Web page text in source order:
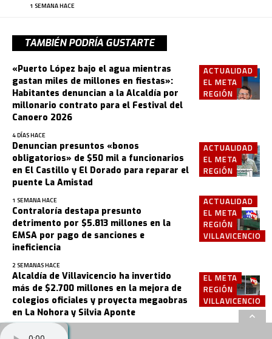
1 SEMANA HACE
TAMBIÉN PODRÍA GUSTARTE
ACTUALIDAD
EL META
REGIÓN
«Puerto López bajo el agua mientras
gastan miles de millones en fiestas»:
Habitantes denuncian a la Alcaldía por
millonario contrato para el Festival del
Canoero 2026
4 DÍAS HACE
ACTUALIDAD
EL META
REGIÓN
Denuncian presuntos «bonos
obligatorios» de $50 mil a funcionarios
en El Castillo y El Dorado para reparar el
puente La Amistad
1 SEMANA HACE
ACTUALIDAD
EL META
REGIÓN
VILLAVICENCIO
Contraloría destapa presunto
detrimento por $5.813 millones en la
EMSA por pago de sanciones e
ineficiencia
2 SEMANAS HACE
EL META
REGIÓN
VILLAVICENCIO
Alcaldía de Villavicencio ha invertido
más de $2.700 millones en la mejora de
colegios oficiales y proyecta megaobras
en La Nohora y Silvia Aponte